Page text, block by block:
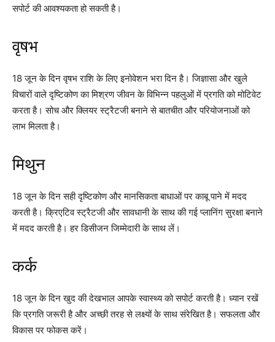
सपोर्ट की आवश्यकता हो सकती है।
वृषभ
18 जून के दिन वृषभ राशि के लिए इनोवेशन भरा दिन है। जिज्ञासा और खुले
विचारों वाले दृष्टिकोण का मिश्रण जीवन के विभिन्न पहलुओं में प्रगति को मोटिवेट
करता है। सोच और क्लियर स्ट्रैटजी बनाने से बातचीत और परियोजनाओं को
लाभ मिलता है।
मिथुन
18 जून के दिन सही दृष्टिकोण और मानसिकता बाधाओं पर काबू पाने में मदद
करती है। क्रिएटिव स्ट्रैटजी और सावधानी के साथ की गई प्लानिंग सुरक्षा बनाने
में मदद करती है। हर डिसीजन जिम्मेदारी के साथ लें।
कर्क
18 जून के दिन खुद की देखभाल आपके स्वास्थ्य को सपोर्ट करती है। ध्यान रखें
कि प्रगति जरूरी है और अच्छी तरह से लक्ष्यों के साथ संरेखित है। सफलता और
विकास पर फोकस करें।